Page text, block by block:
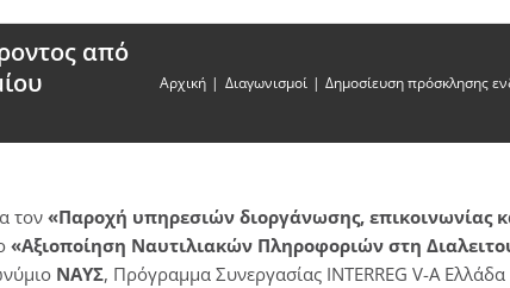
από
Αρχική Διαγωνισμοί Δημοσίευση πρόσκλησης
τον «Παροχή υπηρεσιών διοργάνωσης, επικοινωνίας
«Αξιοποίηση Ναυτιλιακών Πληροφοριών στη
ΝΑΥΣ, Πρόγραμμα Συνεργασίας INTERREG V-A